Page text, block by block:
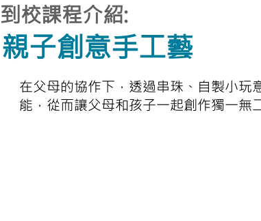
到校課程介紹:
親子創意手工藝
在父母的協作下，透過串珠、自製小
能，從而讓父母和孩子一起創作獨一無